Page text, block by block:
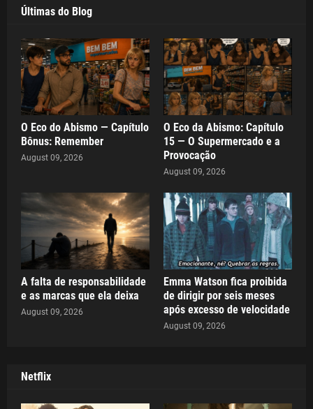
Últimas do Blog
O Eco do Abismo — Capítulo
Bônus: Remember
August 09, 2026
O Eco da Abismo: Capítulo
15 — O Supermercado e a
Provocação
August 09, 2026
A falta de responsabilidade
e as marcas que ela deixa
August 09, 2026
Emma Watson fica proibida
de dirigir por seis meses
após excesso de velocidade
August 09, 2026
Netflix